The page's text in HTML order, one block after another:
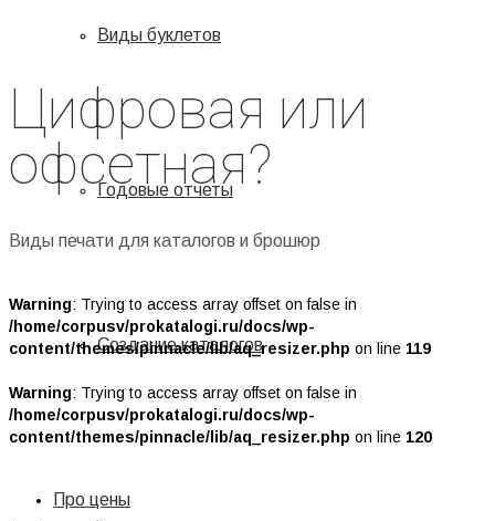
Виды буклетов
Годовые отчеты
Создание каталогов
Про цены
Цифровая или
офсетная?
Виды печати для каталогов и брошюр
Warning: Trying to access array offset on false in
/home/corpusv/prokatalogi.ru/docs/wp-
content/themes/pinnacle/lib/aq_resizer.php on line 119
Warning: Trying to access array offset on false in
/home/corpusv/prokatalogi.ru/docs/wp-
content/themes/pinnacle/lib/aq_resizer.php on line 120